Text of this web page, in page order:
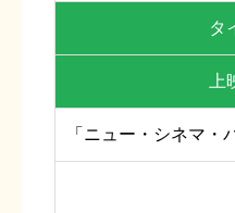
タ
「ニュー・シネマ・